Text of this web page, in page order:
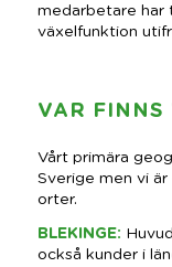
medarbetare har
växelfunktion
VAR FINNS
Vårt primära
Sverige men vi
orter.
BLEKINGE:
också kunder i